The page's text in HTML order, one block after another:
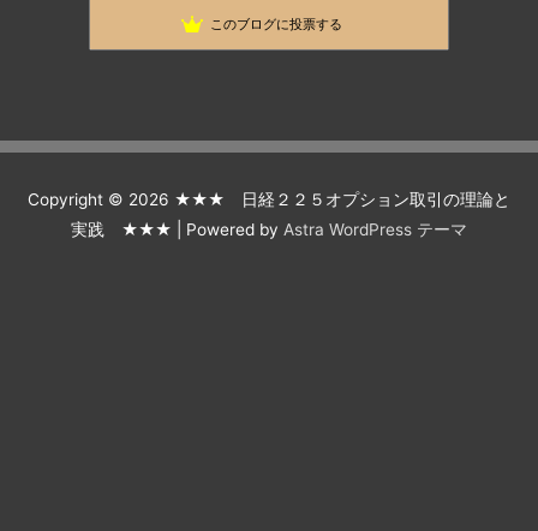
225先物とオプションで生きていけるのか？
このブログに投票する
Copyright © 2026 ★★★ 日経２２５オプション取引の理論と
実践 ★★★ | Powered by Astra WordPress テーマ